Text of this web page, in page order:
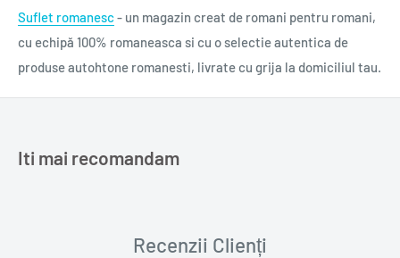
Suflet romanesc- un magazin creat de romani pentru romani,
cu echipă 100% romaneasca si cu o selectie autentica de
produse autohtone romanesti, livrate cu grija la domiciliul tau.
Iti mai recomandam
Recenzii Clienți